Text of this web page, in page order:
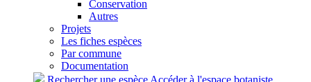
Conservation
Autres
Projets
Les fiches espèces
Par commune
Documentation